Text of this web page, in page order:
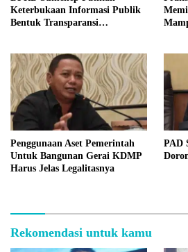
Keterbukaan Informasi Publik
Bentuk Transparansi
Penggunaan Aset Pemerintah
Untuk Bangunan Gerai KDMP
Harus Jelas Legalitasnya
PAD
Rekomendasi untuk kamu